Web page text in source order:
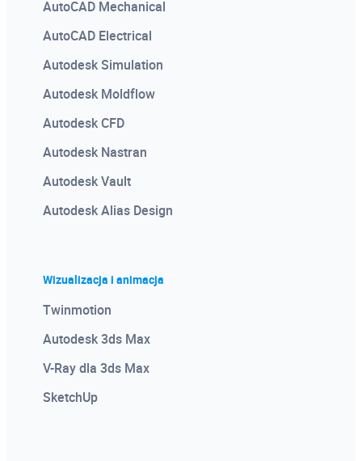
AutoCAD Mechanical
AutoCAD Electrical
Autodesk Simulation
Autodesk Moldflow
Autodesk CFD
Autodesk Nastran
Autodesk Vault
Autodesk Alias Design
Wizualizacja i animacja
Twinmotion
Autodesk 3ds Max
V-Ray dla 3ds Max
SketchUp